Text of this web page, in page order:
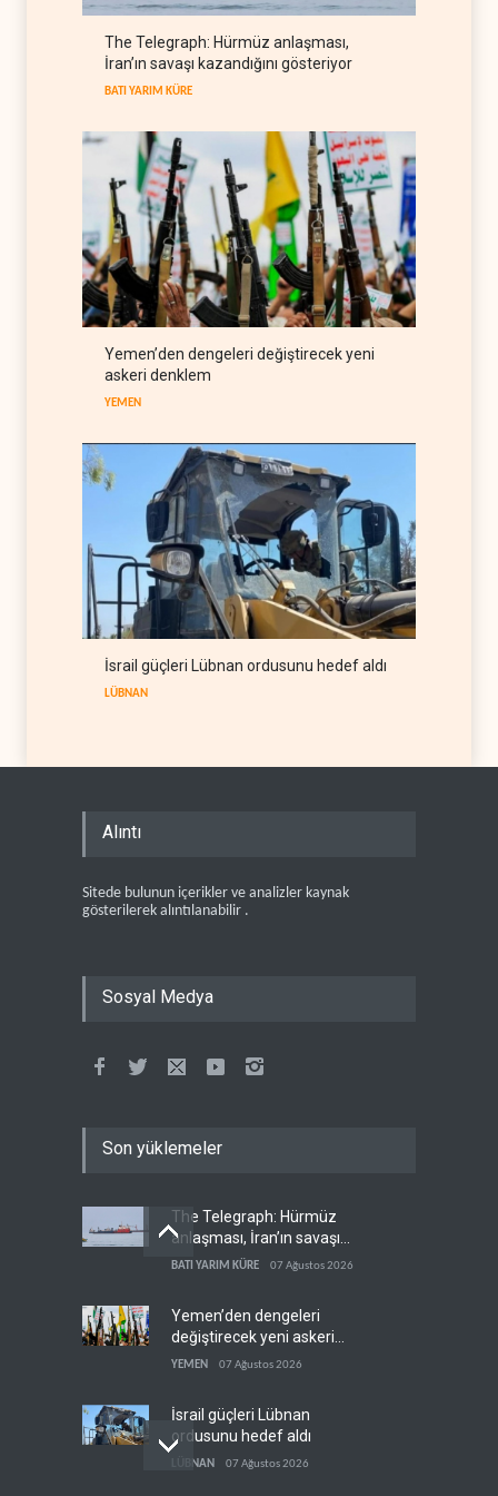
Galibaf, Trump'ın tehdit ve
müzakere mesajlarıyla alay
Trump: İran savaşı yakında
bitebilir, ABD silah stokları
zorlanıyor
BATI YARIM KÜRE 07 Ağustos 2026
İsrail ordusunda helikopter
krizi
İSRAİL 07 Ağustos 2026
yerine askeri üs projesi
The Telegraph: Hürmüz anlaşması,
İran’ın savaşı kazandığını gösteriyor
BATI YARIM KÜRE
Yemen’den dengeleri değiştirecek yeni
askeri denklem
YEMEN
İsrail güçleri Lübnan ordusunu hedef aldı
LÜBNAN
Alıntı
Sitede bulunun içerikler ve analizler kaynak
gösterilerek alıntılanabilir .
Sosyal Medya
Son yüklemeler
The Telegraph: Hürmüz
anlaşması, İran’ın savaşı
kazandığını gösteriyor
BATI YARIM KÜRE 07 Ağustos 2026
Yemen’den dengeleri
değiştirecek yeni askeri
denklem
YEMEN 07 Ağustos 2026
İsrail güçleri Lübnan
ordusunu hedef aldı
LÜBNAN 07 Ağustos 2026